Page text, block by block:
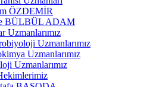
ÖZDEMİR
BÜLBÜL ADAM
Uzmanlarımız
Uzmanlarımız
Uzmanlarımız
Uzmanlarımız